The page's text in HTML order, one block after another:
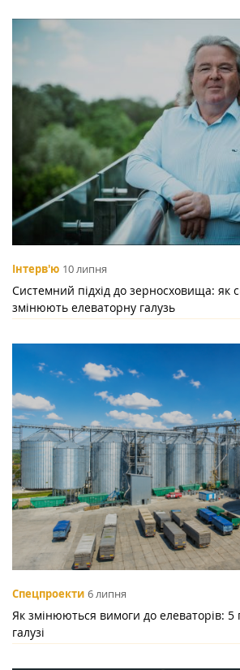
Інтерв'ю 10 липня
Системний підхід до зерносховища: як
змінюють елеваторну галузь
Спецпроекти 6 липня
Як змінюються вимоги до елеваторів: 5
галузі